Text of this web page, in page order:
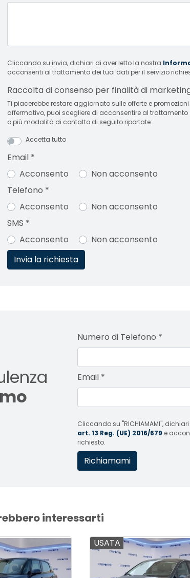
Cliccando su invia, dichiari di aver letto la nostra
acconsenti al trattamento dei tuoi dati per il servizio
Raccolta di consenso per finalità di
Ti piacerebbe restare aggiornato sulle offerte e promozioni
affermativo, puoi scegliere di acconsentire al
o più modalità di contatto di seguito riportate:
Accetta tutto
Email *
Acconsento
Non acconsento
Telefono *
Acconsento
Non acconsento
SMS *
Acconsento
Non acconsento
Numero di Telefono *
Email *
Cliccando su "RICHIAMAMI",
art. 13 Reg. (UE) 2016/679 e
richiesto.
interessarti
USATA